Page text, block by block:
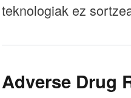
teknologiak ez
Adverse Drug